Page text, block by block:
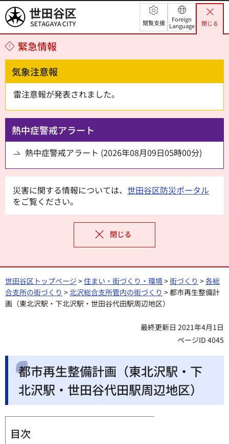
世田谷区 閲覧支援
Foreign
Language
閉じる
緊急情報
気象注意報
雷注意報が発表されました。
熱中症警戒アラート
熱中症警戒アラート (2026年08月09日05時00分)
災害に関する情報については、 世田谷区防災ポータル
をご覧ください。
閉じる
世田谷区トップページ >住まい・街づくり・環境>街づくり >各総
合支所の街づくり >北沢総合支所管内の街づくり > 都市再生整備計
画（東北沢駅・下北沢駅・世田谷代田駅周辺地区）
最終更新日 2021年4月1日
ページID 4045
都市再生整備計画（東北沢駅・下
北沢駅・世田谷代田駅周辺地区）
目次